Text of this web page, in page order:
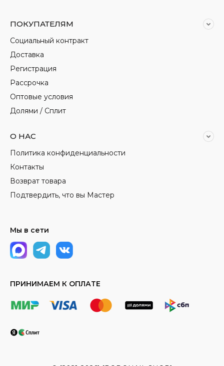
ПОКУПАТЕЛЯМ
Социальный контракт
Доставка
Регистрация
Рассрочка
Оптовые условия
Долями / Сплит
О НАС
Политика конфиденциальности
Контакты
Возврат товара
Подтвердить, что вы Мастер
Мы в сети
ПРИНИМАЕМ К ОПЛАТЕ